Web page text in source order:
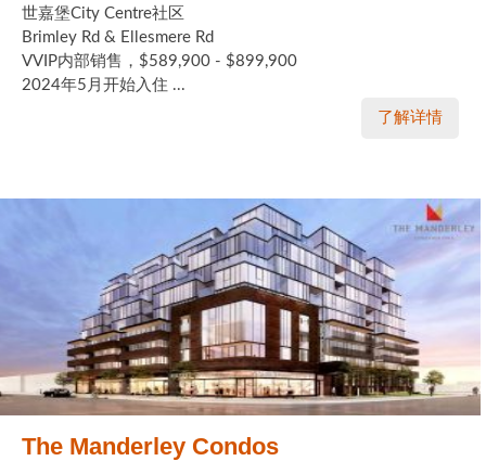
世嘉堡City Centre社区
Brimley Rd & Ellesmere Rd
VVIP内部销售，$589,900 - $899,900
2024年5月开始入住 ...
了解详情
The Manderley Condos